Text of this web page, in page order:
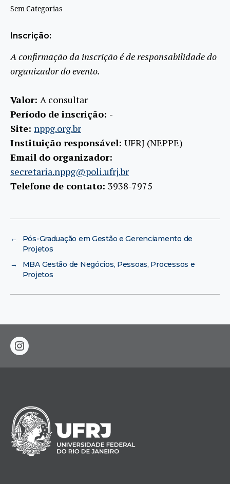
Sem Categorias
Inscrição:
A confirmação da inscrição é de responsabilidade do
organizador do evento.
Valor: A consultar
Período de inscrição: -
Site: nppg.org.br
Instituição responsável: UFRJ (NEPPE)
Email do organizador:
secretaria.nppg@poli.ufrj.br
Telefone de contato: 3938-7975
←
Pós-Graduação em Gestão e Gerenciamento de
Projetos
→
MBA Gestão de Negócios, Pessoas, Processos e
Projetos
instagram